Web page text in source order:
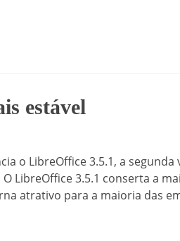
estável
o LibreOffice 3.5.1, a segunda
LibreOffice 3.5.1 conserta a
atrativo para a maioria das